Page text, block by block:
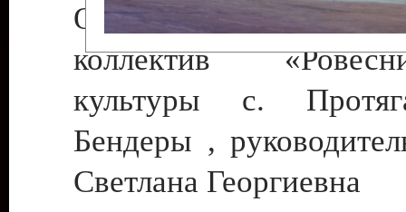
Образцовый
коллектив
культуры с.
Бендеры ,
Светлана Георгиевна